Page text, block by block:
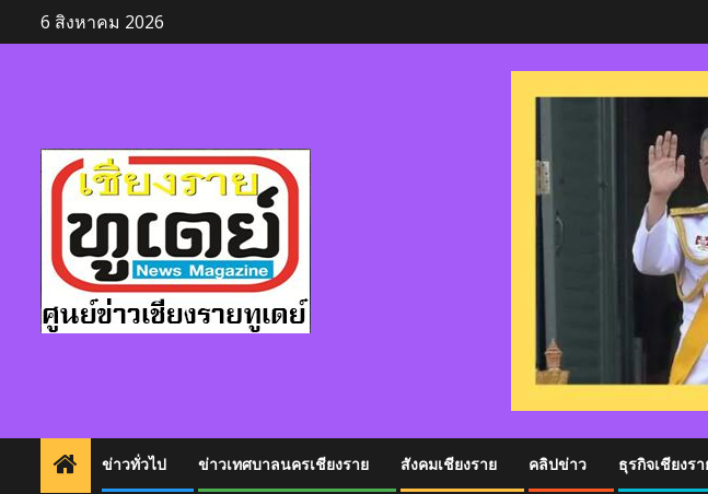
to
6 สิงหาคม 2026
ข่าวทั่วไป ข่าวเทศบาลนครเชียงราย สังคมเชียงราย คลิปข่าว ธุรกิจเชียงรา